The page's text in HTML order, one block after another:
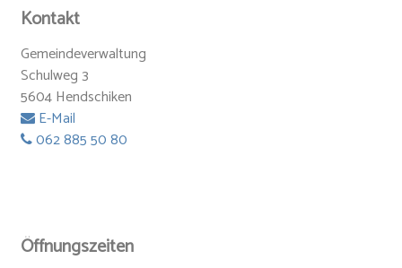
Kontakt
Gemeindeverwaltung
Schulweg 3
5604 Hendschiken
E-Mail
062 885 50 80
Öffnungszeiten